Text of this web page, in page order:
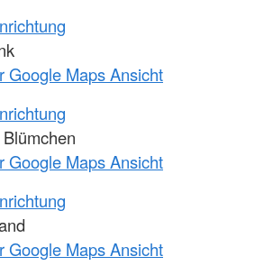
Google Maps Ansicht
Google Maps Ansicht
Google Maps Ansicht